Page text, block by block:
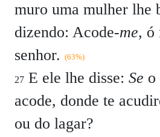
muro uma mulher lhe
dizendo: Acode-me, ó
senhor. (63%)
27 E ele lhe disse: Se o
acode, donde te
ou do lagar?